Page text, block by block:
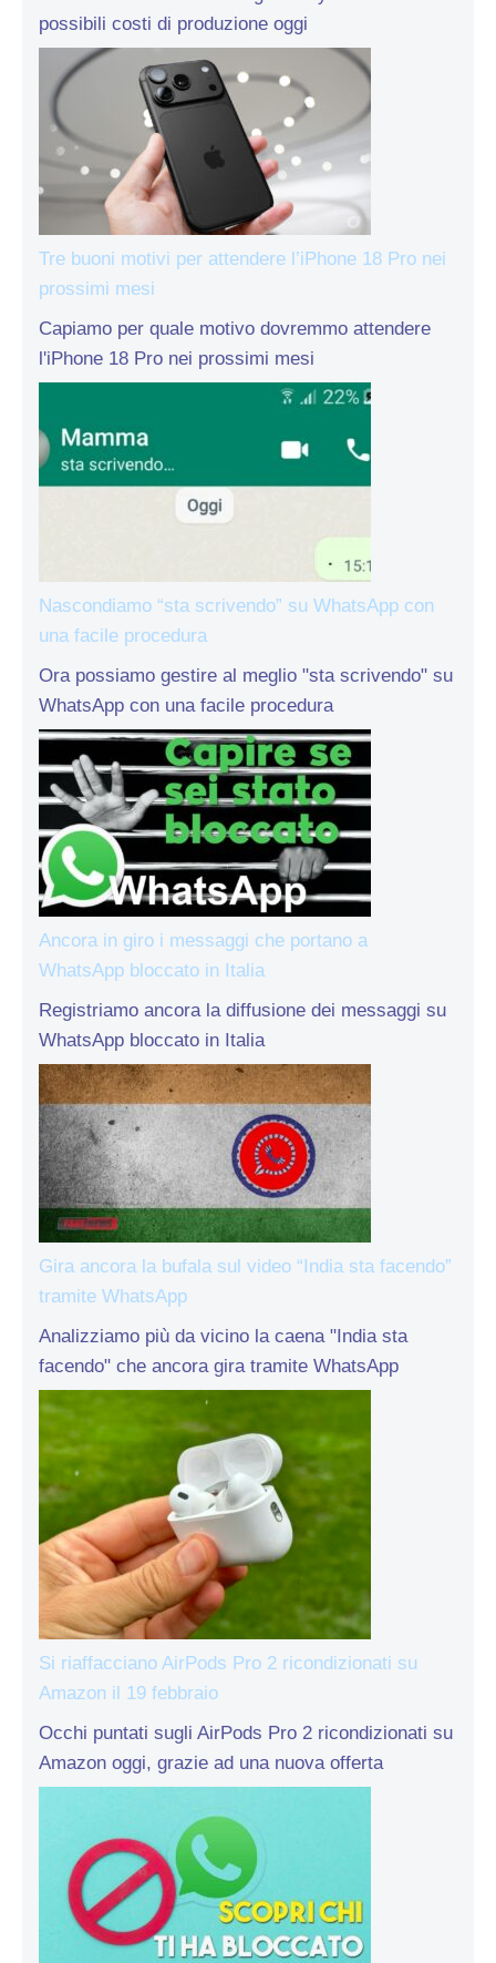
possibili costi di produzione oggi
Tre buoni motivi per attendere l’iPhone 18 Pro nei
prossimi mesi
Capiamo per quale motivo dovremmo attendere
l'iPhone 18 Pro nei prossimi mesi
Nascondiamo “sta scrivendo” su WhatsApp con
una facile procedura
Ora possiamo gestire al meglio "sta scrivendo" su
WhatsApp con una facile procedura
Ancora in giro i messaggi che portano a
WhatsApp bloccato in Italia
Registriamo ancora la diffusione dei messaggi su
WhatsApp bloccato in Italia
Gira ancora la bufala sul video “India sta facendo”
tramite WhatsApp
Analizziamo più da vicino la caena "India sta
facendo" che ancora gira tramite WhatsApp
Si riaffacciano AirPods Pro 2 ricondizionati su
Amazon il 19 febbraio
Occhi puntati sugli AirPods Pro 2 ricondizionati su
Amazon oggi, grazie ad una nuova offerta